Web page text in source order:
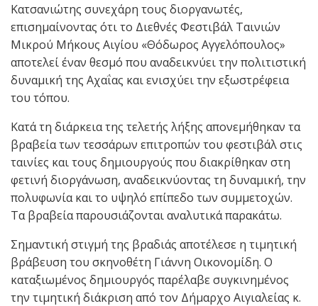
Κατσανιώτης συνεχάρη τους διοργανωτές,
επισημαίνοντας ότι το Διεθνές Φεστιβάλ Ταινιών
Μικρού Μήκους Αιγίου «Θόδωρος Αγγελόπουλος»
αποτελεί έναν θεσμό που αναδεικνύει την πολιτιστική
δυναμική της Αχαΐας και ενισχύει την εξωστρέφεια
του τόπου.
Κατά τη διάρκεια της τελετής λήξης απονεμήθηκαν τα
βραβεία των τεσσάρων επιτροπών του φεστιβάλ στις
ταινίες και τους δημιουργούς που διακρίθηκαν στη
φετινή διοργάνωση, αναδεικνύοντας τη δυναμική, την
πολυφωνία και το υψηλό επίπεδο των συμμετοχών.
Τα βραβεία παρουσιάζονται αναλυτικά παρακάτω.
Σημαντική στιγμή της βραδιάς αποτέλεσε η τιμητική
βράβευση του σκηνοθέτη Γιάννη Οικονομίδη. Ο
καταξιωμένος δημιουργός παρέλαβε συγκινημένος
την τιμητική διάκριση από τον Δήμαρχο Αιγιαλείας κ.